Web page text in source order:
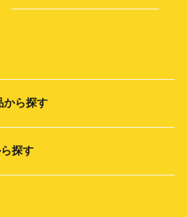
から探す
探す